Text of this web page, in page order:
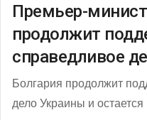
Премьер-
продолжит
справедливое
Болгария продолжит
дело Украины и